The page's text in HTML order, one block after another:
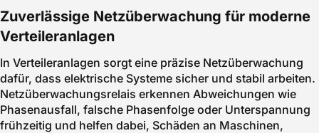
Zuverlässige Netzüberwachung für moderne
Verteileranlagen
In Verteileranlagen sorgt eine präzise Netzüberwachung
dafür, dass elektrische Systeme sicher und stabil arbeiten.
Netzüberwachungsrelais erkennen Abweichungen wie
Phasenausfall, falsche Phasenfolge oder Unterspannung
frühzeitig und helfen dabei, Schäden an Maschinen,